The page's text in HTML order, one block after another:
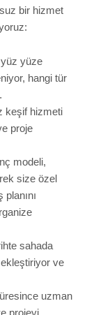
ve
projeyi
yapar.
zamanlama
riskinizi en aza